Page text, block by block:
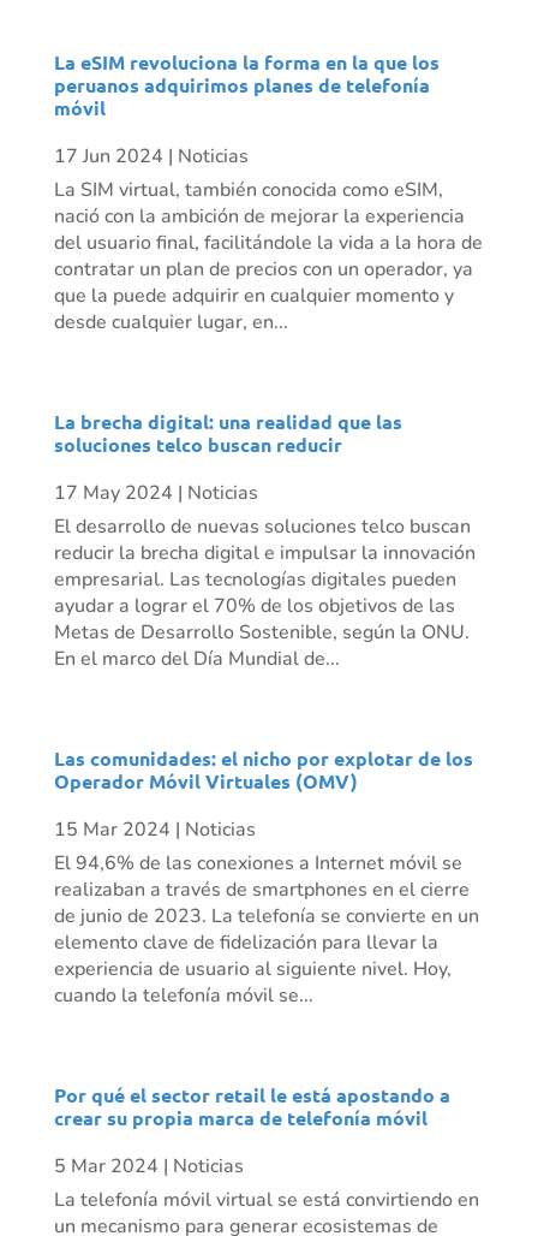
La eSIM revoluciona la forma en la que los
peruanos adquirimos planes de telefonía
móvil
17 Jun 2024 | Noticias
La SIM virtual, también conocida como eSIM,
nació con la ambición de mejorar la experiencia
del usuario final, facilitándole la vida a la hora de
contratar un plan de precios con un operador, ya
que la puede adquirir en cualquier momento y
desde cualquier lugar, en...
La brecha digital: una realidad que las
soluciones telco buscan reducir
17 May 2024 | Noticias
El desarrollo de nuevas soluciones telco buscan
reducir la brecha digital e impulsar la innovación
empresarial. Las tecnologías digitales pueden
ayudar a lograr el 70% de los objetivos de las
Metas de Desarrollo Sostenible, según la ONU.
En el marco del Día Mundial de...
Las comunidades: el nicho por explotar de los
Operador Móvil Virtuales (OMV)
15 Mar 2024 | Noticias
El 94,6% de las conexiones a Internet móvil se
realizaban a través de smartphones en el cierre
de junio de 2023. La telefonía se convierte en un
elemento clave de fidelización para llevar la
experiencia de usuario al siguiente nivel. Hoy,
cuando la telefonía móvil se...
Por qué el sector retail le está apostando a
crear su propia marca de telefonía móvil
5 Mar 2024 | Noticias
La telefonía móvil virtual se está convirtiendo en
un mecanismo para generar ecosistemas de